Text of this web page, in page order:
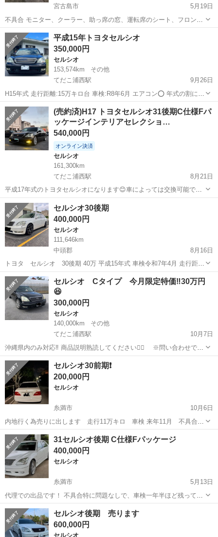
宮古島市
5月19日
不具合 モニター、クーラー、助っ席の窓、運転席のシート、フロント
ガラスひび割れ 税金、車検は買うほう持ちでお願いします、これちが
持つ際には、値段がその分高くなります
沖縄 宮古島市 セルシオ
平成15年トヨタセルシオ
350,000円
セルシオ
153,574km
その他
てだこ浦西駅
9月26日
H15年式 走行距離:15万キロ台 車検:R8年6月 エアコン⭕️ 年式の割に錆
なし 内装本革 ダッシュボードにヨレあり 必ず現車確認の上、ご購入
ください。 現車確認場所:うるま警察署近く (最近、取引住所だけ...
沖縄 うるま市 てだこ浦西駅 走行距離
(売約済)H17 トヨタセルシオ31後期C仕様Fパ
ッケージインテリアセレクショ…
540,000円
オンライン決済
セルシオ
161,300km
てだこ浦西駅
8月21日
平成17年式のトヨタセルシオになります😊車によっては交換可能です
🉑 4300CCのV8になります‼️自動車税約9万円込み‼️30セルシオ後期の
中で1番上のグレードになります‼️ 走行距離16.1万キロ 車検令和7年
10月29...
沖縄 宜野湾市 てだこ浦西駅
セルシオ30後期
400,000円
セルシオ
111,646km
中頭郡
8月16日
トヨタ セルシオ 30後期 40万 平成15年式 車検令和7年4月 走行距離
111646キロ〜 サンルーフ 革シート 社外車高調 社外20インチアルミホ
イル 純正18インチ有ります 現在も乗ってますので 走る曲がる止まる
異常...
沖縄 中頭郡 後期
セルシオ Cタイプ 今月限定特価‼️30万円
😆
300,000円
セルシオ
140,000km
その他
てだこ浦西駅
10月7日
沖縄県内のみ対応‼️ 商品説明熟読してください🙇‍♂️ ※問い合わせで返
事の無い方はブロックさせて頂きますので、予めご了承ください。 代
理出品 現状中古車 ベース車にどうぞ‼️ 年式:平成13年 車検:令和6年8
月...
沖縄 国頭郡 てだこ浦西駅
セルシオ30前期❗️
200,000円
セルシオ
糸満市
10月6日
内地行く為売りに出します 走行11万キロ 車検 来年11月 不具合な
し フル純正 気になる方お願いします
沖縄 糸満市 前期
31セルシオ後期 C仕様Fパッケージ
400,000円
セルシオ
糸満市
5月13日
代理での出品です！ 不具合特に問題なしで、車検一年半ほど残ってま
す 詳しい事お聞きしたい方、一度見てみたい方連絡下さい！
沖縄 糸満市 セルシオ 後期
セルシオ後期 売ります
600,000円
セルシオ